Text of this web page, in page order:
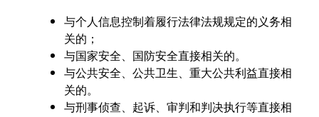
与个人信息控制着履行法律法规规定的义务相
关的；
与国家安全、国防安全直接相关的。
与公共安全、公共卫生、重大公共利益直接相
关的。
与刑事侦查、起诉、审判和判决执行等直接相